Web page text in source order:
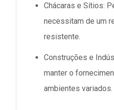
Chácaras e Sítios:
necessitam de um
resistente.
Construções e
manter o
ambientes variados.